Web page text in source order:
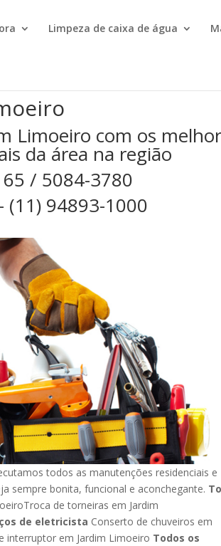
Limpeza de caixa de água
Limoeiro com os
da área na região
/ 5084-3780
(11) 94893-1000
todos as manutenções residenciais e
sempre bonita, funcional e aconchegante.
de torneiras em Jardim
de eletricista Conserto de chuveiros em
interruptor em Jardim Limoeiro Todos os